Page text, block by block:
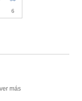
6
ver más